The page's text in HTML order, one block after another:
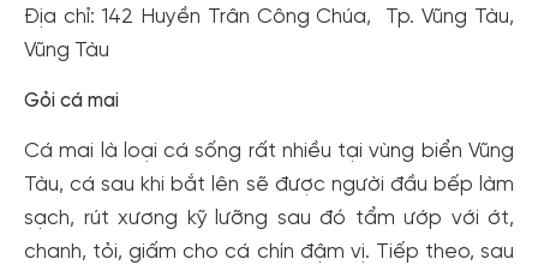
Địa chỉ: 142 Huyền Trân Công Chúa, Tp. Vũng Tàu,
Vũng Tàu
Gỏi cá mai
Cá mai là loại cá sống rất nhiều tại vùng biển Vũng
Tàu, cá sau khi bắt lên sẽ được người đầu bếp làm
sạch, rút xương kỹ lưỡng sau đó tẩm ướp với ớt,
chanh, tỏi, giấm cho cá chín đậm vị. Tiếp theo, sau